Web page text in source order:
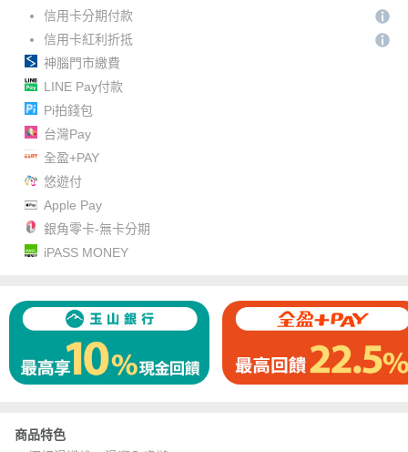
信用卡分期付款
信用卡紅利折抵
神腦門市繳費
LINE Pay付款
Pi拍錢包
台灣Pay
全盈+PAY
悠遊付
Apple Pay
銀角零卡-無卡分期
iPASS MONEY
商品特色